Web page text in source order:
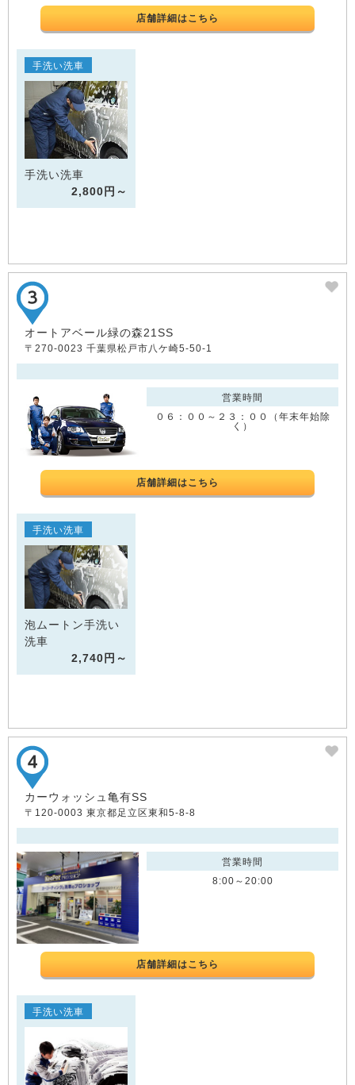
店舗詳細はこちら
手洗い洗車
手洗い洗車
2,800円～
オートアベール緑の森21SS
〒270-0023 千葉県松戸市八ケ崎5-50-1
営業時間
０６：００～２３：００（年末年始除
く）
店舗詳細はこちら
手洗い洗車
泡ムートン手洗い
洗車
2,740円～
カーウォッシュ亀有SS
〒120-0003 東京都足立区東和5-8-8
営業時間
8:00～20:00
店舗詳細はこちら
手洗い洗車